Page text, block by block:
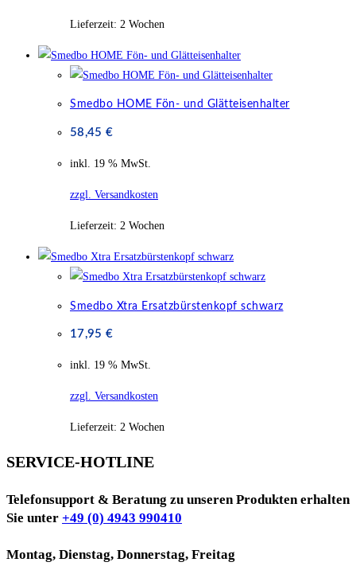
Lieferzeit: 2 Wochen
Smedbo HOME Fön- und Glätteisenhalter
58,45 €
inkl. 19 % MwSt.
zzgl. Versandkosten
Lieferzeit: 2 Wochen
Smedbo Xtra Ersatzbürstenkopf schwarz
17,95 €
inkl. 19 % MwSt.
zzgl. Versandkosten
Lieferzeit: 2 Wochen
SERVICE-HOTLINE
Telefonsupport & Beratung zu unseren Produkten erhalten
Sie unter +49 (0) 4943 990410
Montag, Dienstag, Donnerstag, Freitag